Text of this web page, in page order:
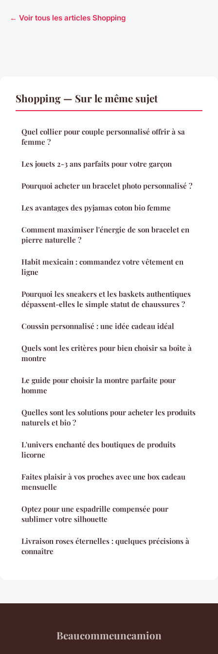
← Voir tous les articles Shopping
Shopping — Sur le même sujet
Quel collier pour couple personnalisé offrir à sa
femme ?
Les jouets 2-3 ans parfaits pour votre garçon
Pourquoi acheter un bracelet photo personnalisé ?
Les avantages des pyjamas coton bio femme
Comment maximiser l'énergie de son bracelet en
pierre naturelle ?
Habit mexicain : commandez votre vêtement en
ligne
Pourquoi les sneakers et les baskets authentiques
dépassent-elles le simple statut de chaussures ?
Coussin personnalisé : une idée cadeau idéal
Quels sont les critères pour bien choisir sa boîte à
montre
Le guide pour choisir la montre parfaite pour
homme
Quelles sont les solutions pour acheter les produits
naturels et bio ?
L'univers enchanté des boutiques de produits
licorne
Faites plaisir à vos proches avec une box cadeau
mensuelle
Optez pour une espadrille compensée pour
sublimer votre silhouette
Livraison roses éternelles : quelques précisions à
connaître
Beaucommeuncamion